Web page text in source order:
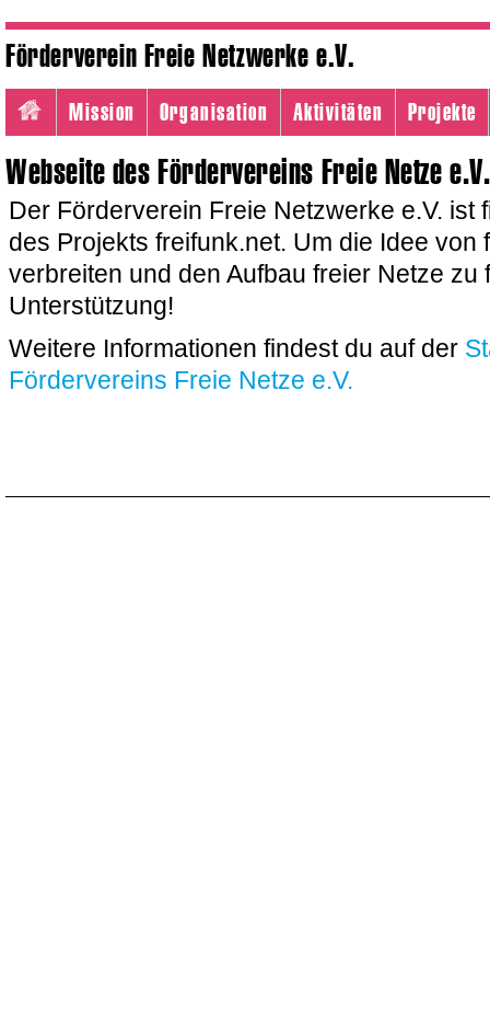
Förderverein Freie Netzwerke e.V.
Mission Organisation Aktivitäten Projekte
Webseite des Fördervereins Freie Netze e.V.
Der Förderverein Freie Netzwerke e.V. ist
des Projekts freifunk.net. Um die Idee von
verbreiten und den Aufbau freier Netze zu
Unterstützung!
Weitere Informationen findest du auf der
Fördervereins Freie Netze e.V.